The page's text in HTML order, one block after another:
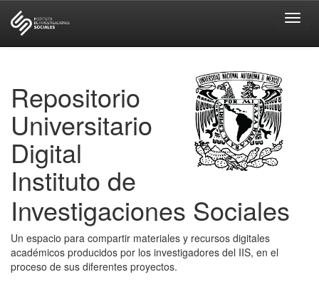
Repositorio
Universitario
Digital
Instituto de
Investigaciones Sociales
Un espacio para compartir materiales y recursos digitales
académicos producidos por los investigadores del IIS, en el
proceso de sus diferentes proyectos.